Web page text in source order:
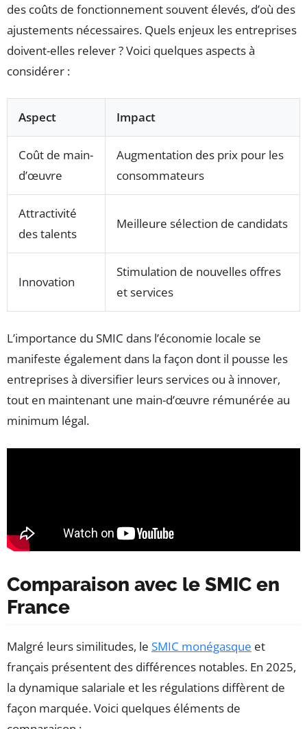
des coûts de fonctionnement souvent élevés, d’où des
ajustements nécessaires. Quels enjeux les entreprises
doivent-elles relever ? Voici quelques aspects à
considérer :
Aspect Impact
Coût de main-
d’œuvre
Augmentation des prix pour les
consommateurs
Attractivité
des talents
Meilleure sélection de candidats
Innovation
Stimulation de nouvelles offres
et services
L’importance du SMIC dans l’économie locale se
manifeste également dans la façon dont il pousse les
entreprises à diversifier leurs services ou à innover,
tout en maintenant une main-d’œuvre rémunérée au
minimum légal.
Comparaison avec le SMIC en
France
Malgré leurs similitudes, le SMIC monégasque et
français présentent des différences notables. En 2025,
la dynamique salariale et les régulations diffèrent de
façon marquée. Voici quelques éléments de